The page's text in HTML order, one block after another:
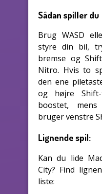
Sådan spiller du
Brug WASD
styre din bil,
bremse og
Nitro. Hvis to
den ene
og højre
boostet,
bruger venstre
Lignende spil:
Kan du lide
City? Find
liste: